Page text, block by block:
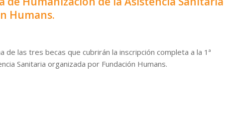
Humans.
de las tres becas que cubrirán la inscripción completa a la 1ª
Sanitaria organizada por Fundación Humans.